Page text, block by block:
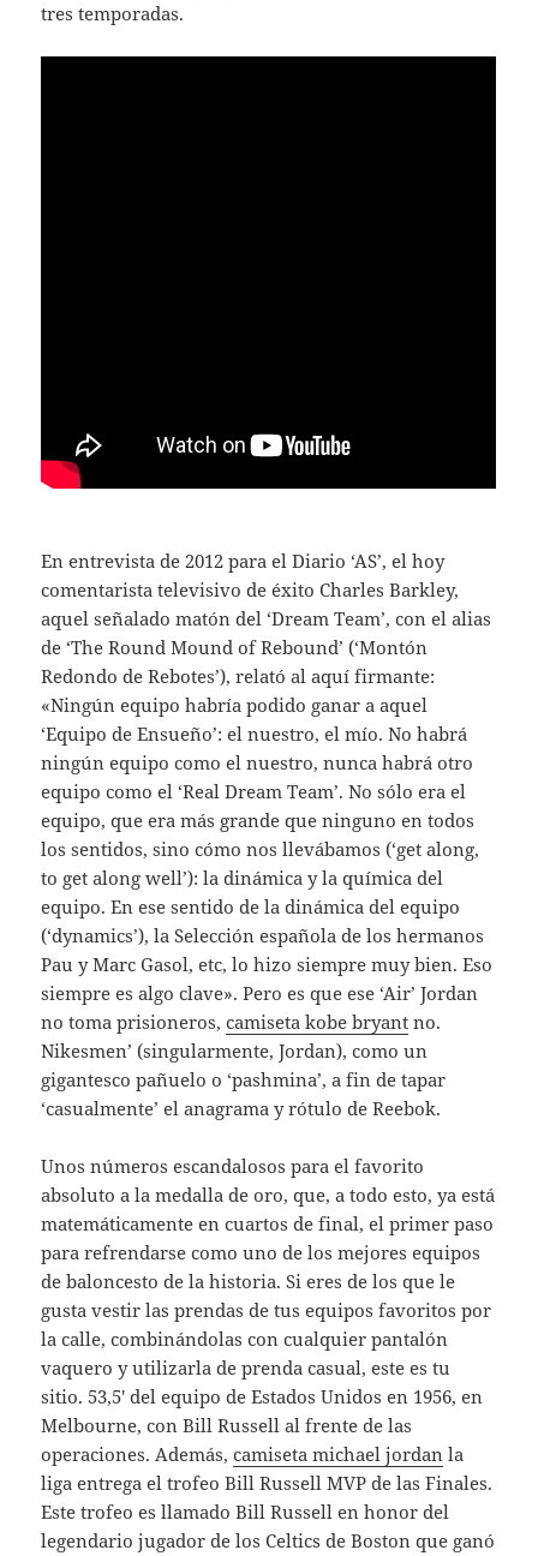
tres temporadas.
En entrevista de 2012 para el Diario ‘AS’, el hoy
comentarista televisivo de éxito Charles Barkley,
aquel señalado matón del ‘Dream Team’, con el alias
de ‘The Round Mound of Rebound’ (‘Montón
Redondo de Rebotes’), relató al aquí firmante:
«Ningún equipo habría podido ganar a aquel
‘Equipo de Ensueño’: el nuestro, el mío. No habrá
ningún equipo como el nuestro, nunca habrá otro
equipo como el ‘Real Dream Team’. No sólo era el
equipo, que era más grande que ninguno en todos
los sentidos, sino cómo nos llevábamos (‘get along,
to get along well’): la dinámica y la química del
equipo. En ese sentido de la dinámica del equipo
(‘dynamics’), la Selección española de los hermanos
Pau y Marc Gasol, etc, lo hizo siempre muy bien. Eso
siempre es algo clave». Pero es que ese ‘Air’ Jordan
no toma prisioneros,camiseta kobe bryant no.
Nikesmen’ (singularmente, Jordan), como un
gigantesco pañuelo o ‘pashmina’, a fin de tapar
‘casualmente’ el anagrama y rótulo de Reebok.
Unos números escandalosos para el favorito
absoluto a la medalla de oro, que, a todo esto, ya está
matemáticamente en cuartos de final, el primer paso
para refrendarse como uno de los mejores equipos
de baloncesto de la historia. Si eres de los que le
gusta vestir las prendas de tus equipos favoritos por
la calle, combinándolas con cualquier pantalón
vaquero y utilizarla de prenda casual, este es tu
sitio. 53,5′ del equipo de Estados Unidos en 1956, en
Melbourne, con Bill Russell al frente de las
operaciones. Además,camiseta michael jordan la
liga entrega el trofeo Bill Russell MVP de las Finales.
Este trofeo es llamado Bill Russell en honor del
legendario jugador de los Celtics de Boston que ganó